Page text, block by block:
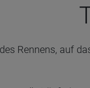
Rennens, auf